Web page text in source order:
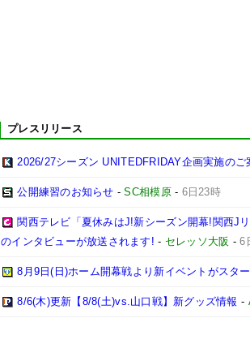
プレスリリース
2026/27シーズン UNITEDFRIDAY企画実施のご
公開練習のお知らせ -SC相模原- 6日23時
関西テレビ「夏休みはJ!新シーズン開幕!関西J
のインタビューが放送されます! - セレッソ大阪 -6
8月9日(日)ホーム開幕戦より新イベントがスタ
8/6(木)更新【8/8(土)vs.山口戦】新グッズ情報 -